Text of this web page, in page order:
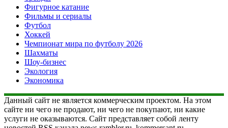
Фигурное катание
Фильмы и сериалы
Футбол
Хоккей
Чемпионат мира по футболу 2026
Шахматы
Шоу-бизнес
Экология
Экономика
Данный сайт не является коммерческим проектом. На этом
сайте ни чего не продают, ни чего не покупают, ни какие
услуги не оказываются. Сайт представляет собой ленту